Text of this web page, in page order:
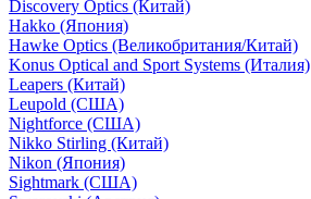
Discovery Optics (Китай)
Hakko (Япония)
Hawke Optics (Великобритания/Китай)
Konus Optical and Sport Systems (Италия)
Leapers (Китай)
Leupold (США)
Nightforce (США)
Nikko Stirling (Китай)
Nikon (Япония)
Sightmark (США)